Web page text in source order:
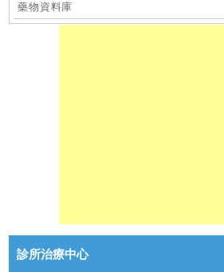
藥物資料庫
診所治療中心